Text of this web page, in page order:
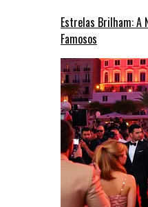
Estrelas Brilham: A
Famosos